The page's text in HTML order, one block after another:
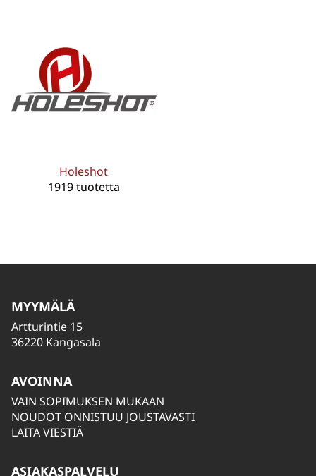
Holeshot
1919 tuotetta
MYYMÄLÄ
Artturintie 15
36220 Kangasala
AVOINNA
VAIN SOPIMUKSEN MUKAAN
NOUDOT ONNISTUU JOUSTAVASTI
LAITA VIESTIÄ
ASIAKASPALVELU